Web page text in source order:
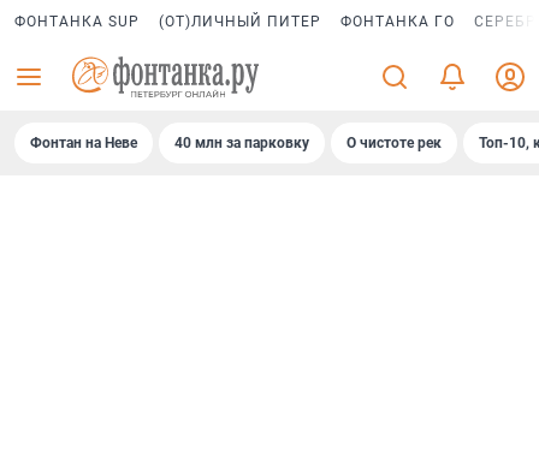
ФОНТАНКА SUP (ОТ)ЛИЧНЫЙ ПИТЕР ФОНТАНКА ГО
Фонтан на Неве 40 млн за парковку О чистоте рек Топ-10,